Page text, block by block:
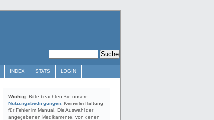
INDEX STATS LOGIN
Wichtig: Bitte beachten Sie unsere
Nutzungsbedingungen . Keinerlei Haftung
für Fehler im Manual. Die Auswahl der
angegebenen Medikamente, von denen